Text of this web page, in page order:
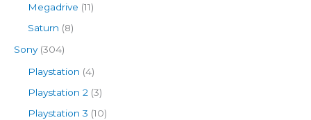
Megadrive (11)
Saturn (8)
Sony(304)
Playstation (4)
Playstation 2 (3)
Playstation 3 (10)